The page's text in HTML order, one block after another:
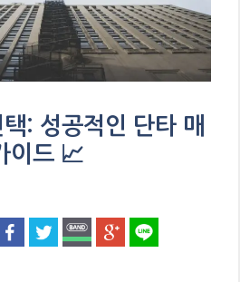
: 성공적인 단타 매
이드 📈